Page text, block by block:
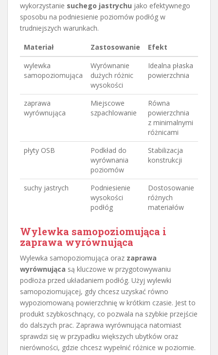
wykorzystanie suchego jastrychu jako efektywnego
sposobu na podniesienie poziomów podłóg w
trudniejszych warunkach.
Materiał Zastosowanie
Efekt
wylewka
samopoziomująca
Wyrównanie
dużych różnic
wysokości
Idealna płaska
powierzchnia
zaprawa
wyrównująca
Miejscowe
szpachlowanie
Równa
powierzchnia
z minimalnymi
różnicami
płyty OSB
Podkład do
wyrównania
poziomów
Stabilizacja
konstrukcji
suchy jastrych
Podniesienie
wysokości
podłóg
Dostosowanie
różnych
materiałów
Wylewka samopoziomująca i
zaprawa wyrównująca
Wylewka samopoziomująca oraz zaprawa
wyrównująca są kluczowe w przygotowywaniu
podłoża przed układaniem podłóg. Użyj wylewki
samopoziomującej, gdy chcesz uzyskać równo
wypoziomowaną powierzchnię w krótkim czasie. Jest to
produkt szybkoschnący, co pozwala na szybkie przejście
do dalszych prac. Zaprawa wyrównująca natomiast
sprawdzi się w przypadku większych ubytków oraz
nierówności, gdzie chcesz wypełnić różnice w poziomie.